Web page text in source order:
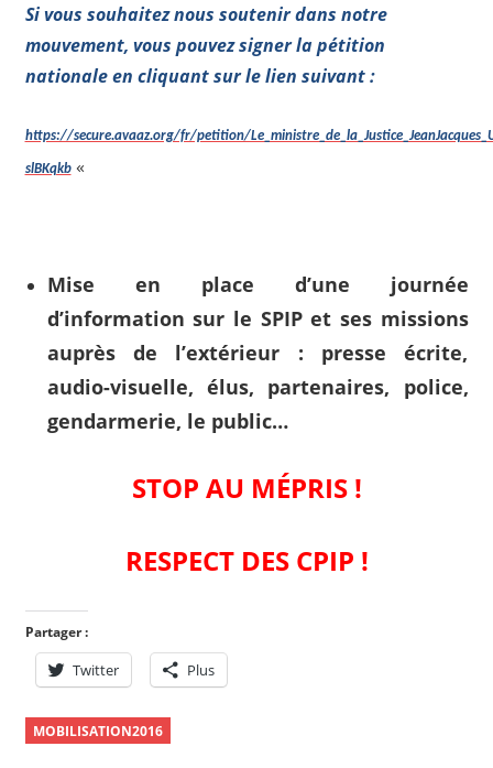
Si vous souhaitez nous soutenir dans notre
mouvement, vous pouvez signer la pétition
nationale en cliquant sur le lien suivant :
https://secure.avaaz.org/fr/petition/
slBKqkb«
Mise en place d’une journée
d’information sur le SPIP et ses missions
auprès de l’extérieur : presse écrite,
audio-visuelle, élus, partenaires, police,
gendarmerie, le public…
STOP AU MÉPRIS !
RESPECT DES CPIP !
Partager :
Twitter Plus
MOBILISATION2016